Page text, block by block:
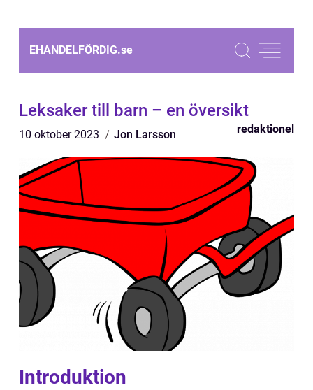
EHANDELFÖRDIG.se
Leksaker till barn – en översikt
10 oktober 2023 Jon Larsson redaktionel
Introduktion